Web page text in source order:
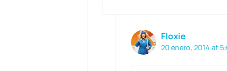
Floxie
20 enero, 2014 at